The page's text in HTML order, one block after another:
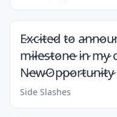
E̷x̷c̷i̷t̷e̷d̷ t̷o̷
m̷i̷l̷e̷s̷t̷o̷n̷e̷ i̷n̷ m̷y̷
N̷e̷w̷O̷p̷p̷o̷r̷t̷u̷n̷i̷t̷y̷
Side Slashes